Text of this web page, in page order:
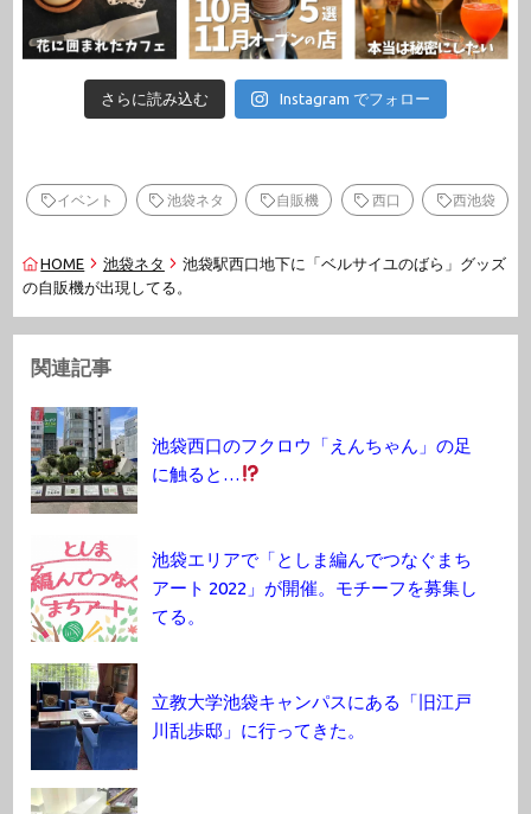
さらに読み込む Instagram でフォロー
イベント 池袋ネタ 自販機 西口 西池袋
HOME 池袋ネタ
池袋駅西口地下に「ベルサイユのばら」グッズ
の自販機が出現してる。
関連記事
池袋西口のフクロウ「えんちゃん」の足
に触ると…
池袋エリアで「としま編んでつなぐまち
アート 2022」が開催。モチーフを募集し
てる。
立教大学池袋キャンパスにある「旧江戸
川乱歩邸」に行ってきた。